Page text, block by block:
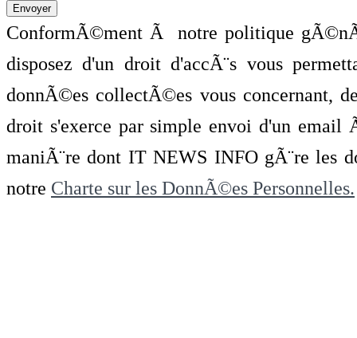
ConformÃ©ment Ã notre politique
disposez d'un droit d'accÃ¨s vous
donnÃ©es collectÃ©es vous concernant,
droit s'exerce par simple envoi d'un
maniÃ¨re dont IT NEWS INFO gÃ¨re les
notre Charte sur les DonnÃ©es Personnelles.